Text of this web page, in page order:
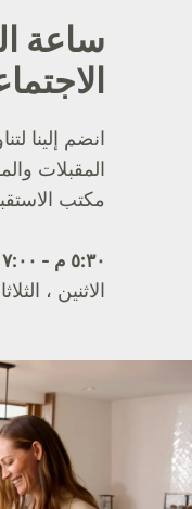
ساعة
انضم إلينا
المقبلات
مكتب
٥:٣٠ م - ٧:٠٠ م
الاثنين ،